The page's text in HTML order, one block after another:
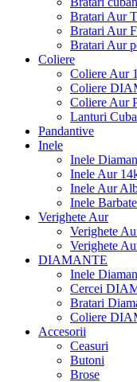
Bratari Aur
Bratari Aur
Bratari Aur
Coliere
Coliere Aur
Coliere
Coliere Aur
Lanturi
Pandantive
Inele
Inele
Inele Aur
Inele Aur
Inele
Verighete Aur
Verighete
Verighete
DIAMANTE
Inele
Cercei
Bratari
Coliere
Accesorii
Ceasuri
Butoni
Brose